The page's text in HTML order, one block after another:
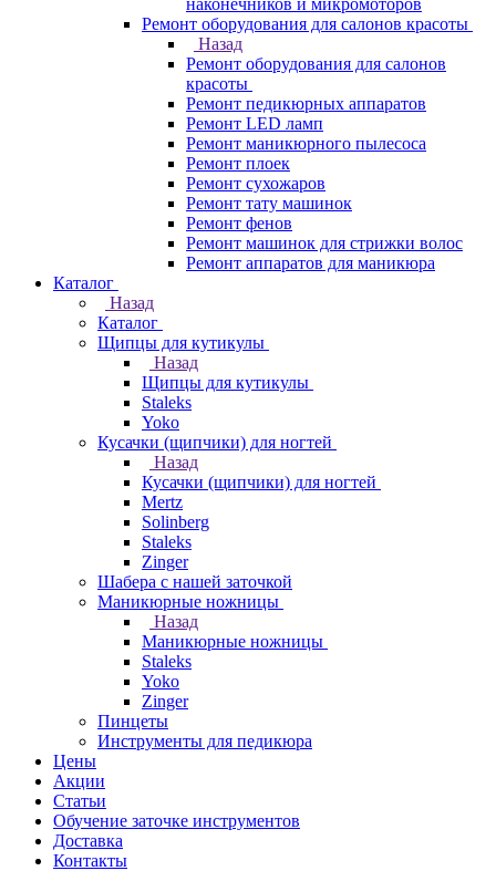
наконечников и микромоторов
Ремонт оборудования для салонов красоты
Назад
Ремонт оборудования для салонов
красоты
Ремонт педикюрных аппаратов
Ремонт LED ламп
Ремонт маникюрного пылесоса
Ремонт плоек
Ремонт сухожаров
Ремонт тату машинок
Ремонт фенов
Ремонт машинок для стрижки волос
Ремонт аппаратов для маникюра
Каталог
Назад
Каталог
Щипцы для кутикулы
Назад
Щипцы для кутикулы
Staleks
Yoko
Кусачки (щипчики) для ногтей
Назад
Кусачки (щипчики) для ногтей
Mertz
Solinberg
Staleks
Zinger
Шабера с нашей заточкой
Маникюрные ножницы
Назад
Маникюрные ножницы
Staleks
Yoko
Zinger
Пинцеты
Инструменты для педикюра
Цены
Акции
Статьи
Обучение заточке инструментов
Доставка
Контакты